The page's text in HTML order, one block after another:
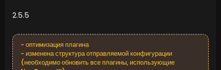
2.5.5
- оптимизация плагина
- изменена структура отправляемой конфигурации
(необходимо обновить все плагины, использующие